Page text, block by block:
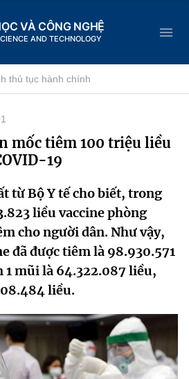
VÀ CÔNG NGHỆ
AND TECHNOLOGY
nghệ
hành
thủ tục hành chính
mốc tiêm 100 triệu liều
19
từ Bộ Y tế cho biết, trong
liều vaccine phòng
cho người dân. Như vậy,
đã được tiêm là 98.930.571
mũi là 64.322.087 liều,
liều.